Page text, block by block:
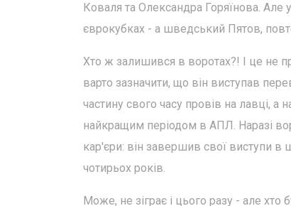
Коваля та Олександра Горяїнова. Але
єврокубках - а шведський Пятов,
Хто ж залишився в воротах?! І це не
варто зазначити, що він виступав
частину свого часу провів на лавці,
найкращим періодом в АПЛ. Наразі
кар'єри: він завершив свої виступи в
чотирьох років.
Може, не зіграє і цього разу - але хто